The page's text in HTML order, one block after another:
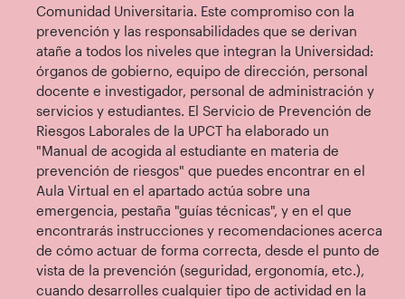
Comunidad Universitaria. Este compromiso con la
prevención y las responsabilidades que se derivan
atañe a todos los niveles que integran la Universidad:
órganos de gobierno, equipo de dirección, personal
docente e investigador, personal de administración y
servicios y estudiantes. El Servicio de Prevención de
Riesgos Laborales de la UPCT ha elaborado un
"Manual de acogida al estudiante en materia de
prevención de riesgos" que puedes encontrar en el
Aula Virtual en el apartado actúa sobre una
emergencia, pestaña "guías técnicas", y en el que
encontrarás instrucciones y recomendaciones acerca
de cómo actuar de forma correcta, desde el punto de
vista de la prevención (seguridad, ergonomía, etc.),
cuando desarrolles cualquier tipo de actividad en la